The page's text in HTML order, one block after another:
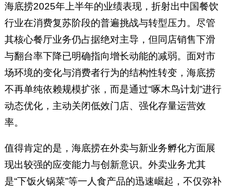
海底捞2025年上半年的业绩表现，折射出中国餐饮
行业在消费复苏阶段的普遍挑战与转型压力。尽管
其核心餐厅业务仍占据绝对主导，但同店销售下滑
与翻台率下降已明确指向增长动能的减弱。面对市
场环境的变化与消费者行为的结构性转变，海底捞
不再单纯依赖规模扩张，而是通过“啄木鸟计划”进行
动态优化，主动关闭低效门店、强化存量运营效
率。
值得肯定的是，海底捞在外卖与新业务孵化方面展
现出较强的应变能力与创新意识。外卖业务尤其
是“下饭火锅菜”等一人食产品的迅速崛起，不仅弥补